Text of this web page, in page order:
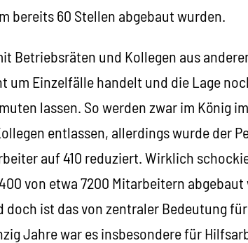
bereits 60 Stellen abgebaut wurden.
Betriebsräten und Kollegen aus
um Einzelfälle handelt und die Lage
lassen. So werden zwar im König
entlassen, allerdings wurde der
auf 410 reduziert. Wirklich
von etwa 7200 Mitarbeitern
doch ist das von zentraler Bedeutung
Jahre war es insbesondere für